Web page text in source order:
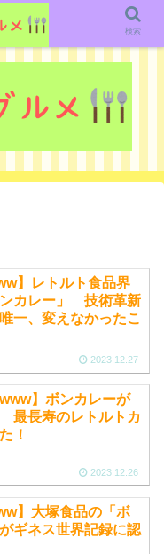
していきます。（鋭意作成中で
】レトルト食品界
カレー」 技術革新
一、変えなかったこ
2023.12.27
www】ボンカレーが
最長寿のレトルトカ
！
2023.12.26
】大塚食品の「ボ
ギネス世界記録に認
検索